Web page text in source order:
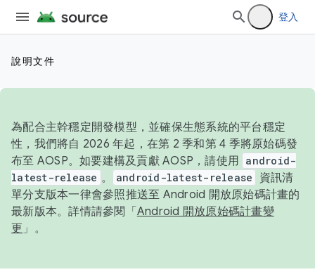
登入
說明文件
為配合主幹穩定開發模型，並確保生態系統的平台穩定
性，我們將自 2026 年起，在第 2 季和第 4 季將原始碼發
布至 AOSP。如要建構及貢獻 AOSP，請使用 android-
latest-release 。 android-latest-release
資訊清
單分支版本一律會參照推送至 Android 開放原始碼計畫的
最新版本。詳情請參閱「 Android 開放原始碼計畫變
更 」。